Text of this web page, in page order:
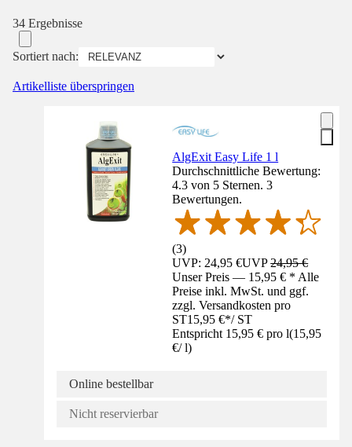
34 Ergebnisse
Sortiert nach:
Artikelliste überspringen
AlgExit Easy Life 1 l
Durchschnittliche Bewertung:
4.3 von 5 Sternen. 3
Bewertungen.
(3)
UVP: 24,95 €UVP24,95 €
Unser Preis — 15,95 € * Alle
Preise inkl. MwSt. und ggf.
zzgl. Versandkosten pro
ST15,95 €*/ ST
Entspricht 15,95 € pro l(15,95
€/ l)
Online bestellbar
Nicht reservierbar